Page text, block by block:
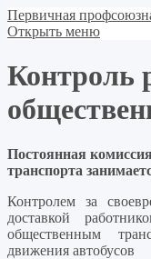
Первичная
Открыть меню
Контроль
Постоянная
транспорта
Контролем за
доставкой
общественным
движения автобусов